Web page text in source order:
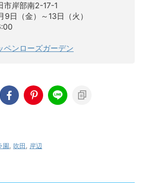
市岸部南2-17-1
日（金）～13日（火）
ペンローズガーデン
園, 吹田, 岸辺